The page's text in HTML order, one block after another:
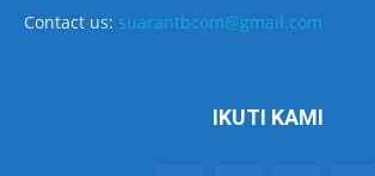
Contact us: suarantbcom@gmail.com
IKUTI KAMI